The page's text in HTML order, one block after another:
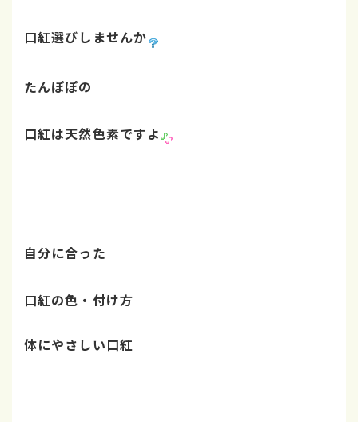
口紅選びしませんか
たんぽぽの
口紅は天然色素ですよ
自分に合った
口紅の色・付け方
体にやさしい口紅